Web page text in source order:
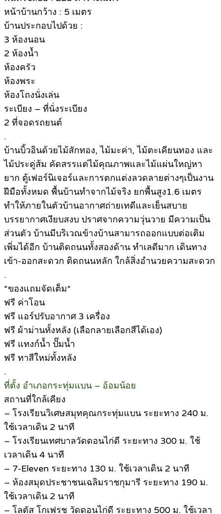
หน้าบ้านกว้าง : 5 เมตร
บ้านประกอบไปด้วย :
3 ห้องนอน
2 ห้องน้ำ
ห้องครัว
ห้องพระ
ห้องโถงนั่งเล่น
ระเบียง – ที่นั่งระเบียง
2 ที่จอดรถยนต์
.
บ้านบิ้วอินด้วยไม้สักทอง, ไม้มะค่า, ไม้ตะเคียนทอง และ
ไม้ประดู่ส้ม คัดสรรแต่ไม้คุณภาพและไม้แผ่นใหญ่หา
ยาก ตู้เฟอร์นิเจอร์และการตกแต่งลวดลายต่างๆเป็นงาน
ฝีมือทั้งหมด พื้นบ้านทำจากไม้จริง ยกพื้นสูง1.6 เมตร
ทำให้ภายในตัวบ้านอากาศถ่ายเทดีและเย็นสบาย
บรรยากาศเงียบสงบ ปราศจากความวุ่นวาย มีความเป็น
ส่วนตัว บ้านมีบริเวณข้างบ้านสามารถออกแบบต่อเติม
เพิ่มได้อีก บ้านติดถนนทั้งสองด้าน ทำเลดีมาก เดินทาง
เข้า-ออกสะดวก ติดถนนหลัก ใกล้สิ่งอำนวยความสะดวก
.
*ของแถมจัดเต็ม*
ฟรี ค่าโอน
ฟรี แอร์ปรับอากาศ 3 เครื่อง
ฟรี ผ้าม่านทั้งหลัง (เลือกลายเลือกสีได้เอง)
ฟรี แทงก์น้ำ ปั๊มน้ำ
ฟรี ทาสีใหม่ทั้งหลัง
.
ที่ตั้ง อำเภอกระทุ่มแบน – อ้อมน้อย
สถานที่ใกล้เคียง
– โรงเรียนวิเศษสมุทคุณกระทุ่มแบน ระยะทาง 240 ม.
ใช้เวลาเดิน 2 นาที
– โรงเรียนเทศบาลวัดดอนไก่ดี ระยะทาง 300 ม. ใช้
เวลาเดิน 4 นาที
– 7-Eleven ระยะทาง 130 ม. ใช้เวลาเดิน 2 นาที
– ห้องสมุดประชาชนเฉลิมราชกุมารี ระยะทาง 190 ม.
ใช้เวลาเดิน 2 นาที
– โลตัส โกเฟรช วัดดอนไก่ดี ระยะทาง 500 ม. ใช้เวลา